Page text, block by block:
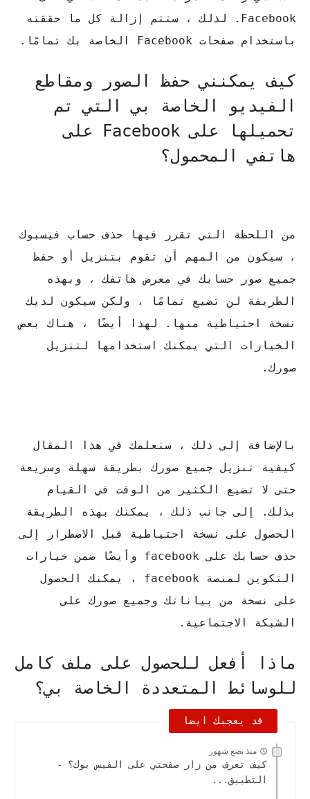
Facebook. لذلك ، ستتم إزالة كل ما حققته
باستخدام صفحات Facebook الخاصة بك تمامًا.
كيف يمكنني حفظ الصور ومقاطع
الفيديو الخاصة بي التي تم
تحميلها على Facebook على
هاتفي المحمول؟
من اللحظة التي تقرر فيها حذف حساب فيسبوك
، سيكون من المهم أن تقوم بتنزيل أو حفظ
جميع صور حسابك في معرض هاتفك ، وبهذه
الطريقة لن تضيع تمامًا ، ولكن سيكون لديك
نسخة احتياطية منها. لهذا أيضًا ، هناك بعض
الخيارات التي يمكنك استخدامها لتنزيل
صورك.
بالإضافة إلى ذلك ، سنعلمك في هذا المقال
كيفية تنزيل جميع صورك بطريقة سهلة وسريعة
حتى لا تضيع الكثير من الوقت في القيام
بذلك. إلى جانب ذلك ، يمكنك بهذه الطريقة
الحصول على نسخة احتياطية قبل الاضطرار إلى
حذف حسابك على facebook وأيضًا ضمن خيارات
التكوين لمنصة facebook ، يمكنك الحصول
على نسخة من بياناتك وجميع صورك على
الشبكة الاجتماعية.
ماذا أفعل للحصول على ملف كامل
للوسائط المتعددة الخاصة بي؟
قد يعجبك ايضا
منذ بضع شهور
كيف تعرف من زار صفحتي على الفيس بوك؟ -
التطبيق...